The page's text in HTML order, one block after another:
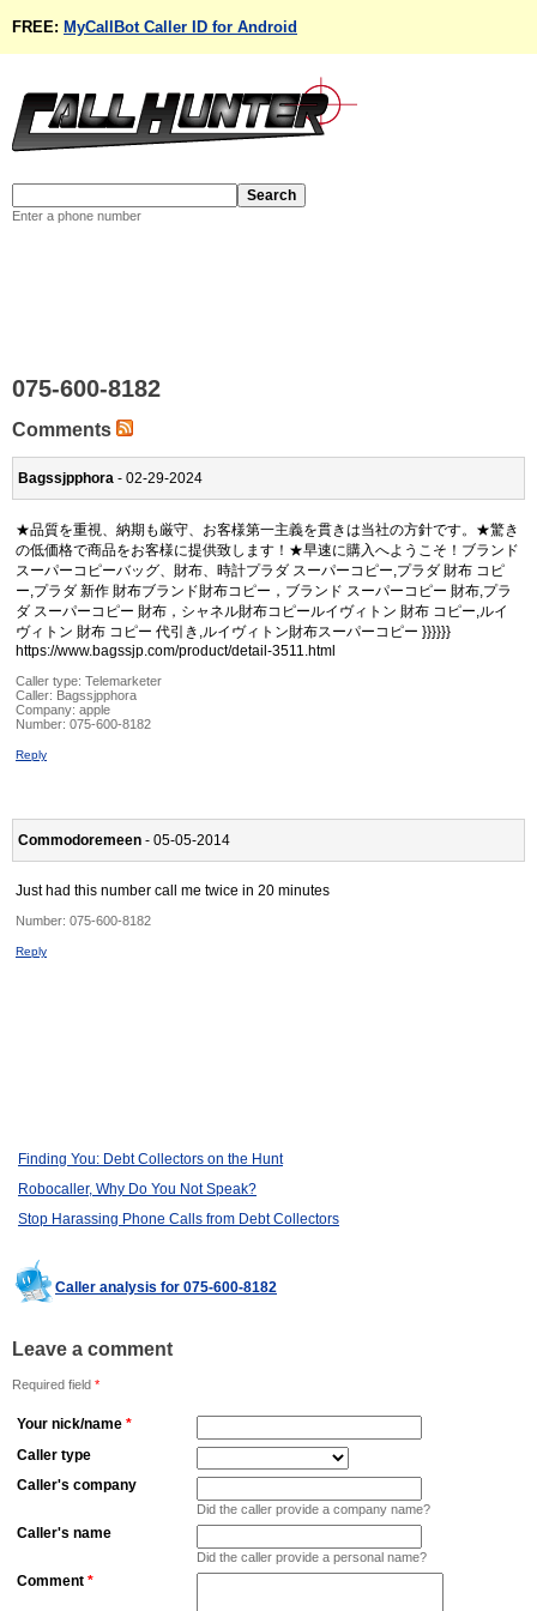
FREE: MyCallBot Caller ID for Android
Enter a phone number
075-600-8182
Comments
Bagssjpphora - 02-29-2024
★品質を重視、納期も厳守、お客様第一主義を貫きは当社の方針です。★驚き
の低価格で商品をお客様に提供致します！★早速に購入へようこそ！ブランド
スーパーコピーバッグ、財布、時計プラダ スーパーコピー,プラダ 財布 コピ
ー,プラダ 新作 財布ブランド財布コピー，ブランド スーパーコピー 財布,プラ
ダ スーパーコピー 財布，シャネル財布コピールイヴィトン 財布 コピー,ルイ
ヴィトン 財布 コピー 代引き,ルイヴィトン財布スーパーコピー }}}}}}
https://www.bagssjp.com/product/detail-3511.html
Caller type: Telemarketer
Caller: Bagssjpphora
Company: apple
Number: 075-600-8182
Reply
Commodoremeen - 05-05-2014
Just had this number call me twice in 20 minutes
Number: 075-600-8182
Reply
Finding You: Debt Collectors on the Hunt
Robocaller, Why Do You Not Speak?
Stop Harassing Phone Calls from Debt Collectors
Caller analysis for 075-600-8182
Leave a comment
Required field *
Your nick/name *
Caller type
Caller's company
Did the caller provide a company name?
Caller's name
Did the caller provide a personal name?
Comment *